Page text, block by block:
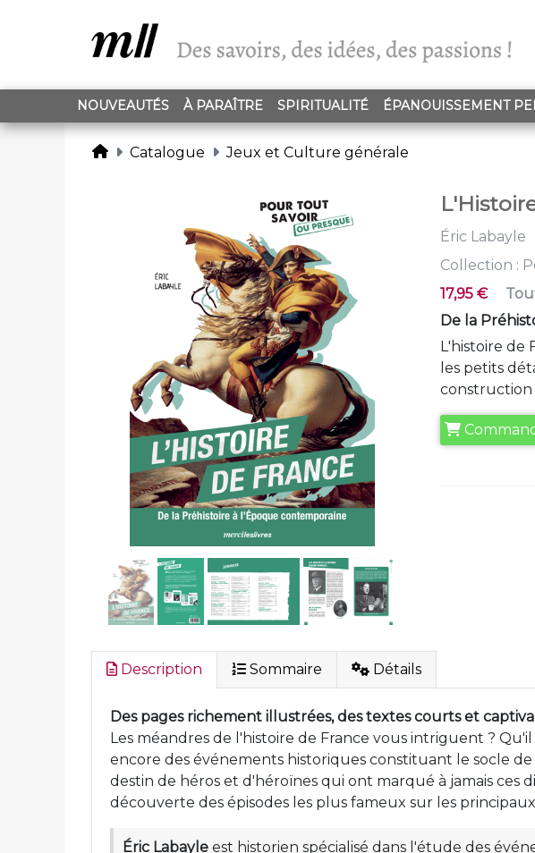
NOUVEAUTÉS À PARAÎTRE SPIRITUALITÉ ÉPANOUISSEMENT
Catalogue Jeux et Culture générale
Éric Labayle
Collection :
17,95 €
De la
L'histoire de
les petits
construction
Description Sommaire Détails
Des pages richement illustrées, des textes courts et
Les méandres de l'histoire de France vous intriguent ?
encore des événements historiques constituant le socle
destin de héros et d'héroïnes qui ont marqué à jamais ces
découverte des épisodes les plus fameux sur les
Éric Labayle est historien spécialisé dans l'étude des